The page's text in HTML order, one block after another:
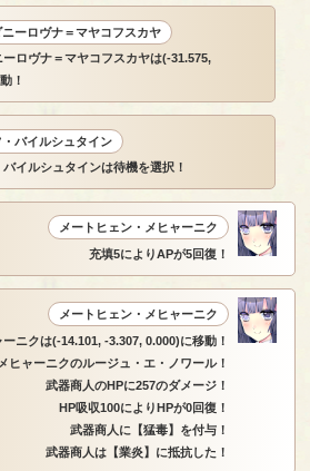
ーロヴナ＝マヤコフスカヤ
ロヴナ＝マヤコフスカヤは(-31.575,
！
バイルシュタイン
イルシュタインは待機を選択！
メートヒェン・メヒャーニク
充填5によりAPが5回復！
メートヒェン・メヒャーニク
ニクは(-14.101, -3.307, 0.000)に移動！
ヒャーニクのルージュ・エ・ノワール！
武器商人のHPに257のダメージ！
HP吸収100によりHPが0回復！
武器商人に【猛毒】を付与！
武器商人は【業炎】に抵抗した！